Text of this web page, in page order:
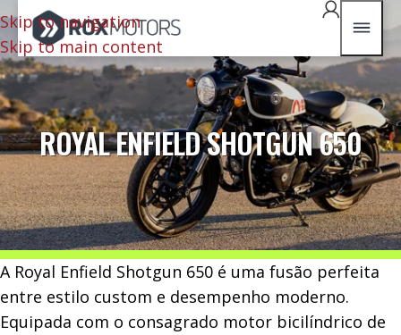
Skip to navigation
Skip to main content
ROYAL ENFIELD SHOTGUN 650
A Royal Enfield Shotgun 650 é uma fusão perfeita
entre estilo custom e desempenho moderno.
Equipada com o consagrado motor bicilíndrico de